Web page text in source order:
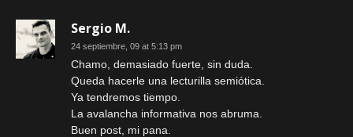
Sergio M.
24 septiembre, 09 at 5:13 pm
Chamo, demasiado fuerte, sin duda.
Queda hacerle una lecturilla semiótica.
Ya tendremos tiempo.
La avalancha informativa nos abruma.
Buen post, mi pana.